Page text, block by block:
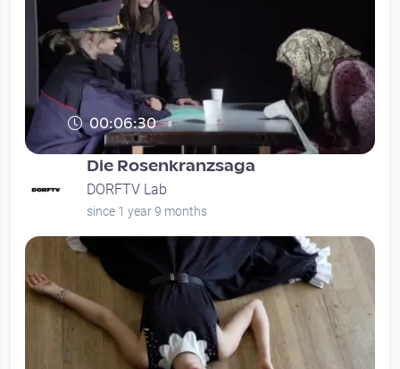
00:06:30
Die Rosenkranzsaga
DORFTV Lab
since 1 year 9 months